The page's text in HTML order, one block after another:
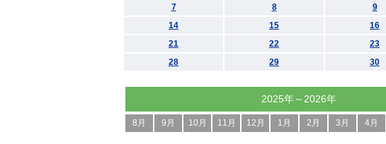
7
8 9
14
15 16
21
22 23
28
29 30
2025年～2026年
8月 9月 10月 11月 12月 1月 2月 3月 4月